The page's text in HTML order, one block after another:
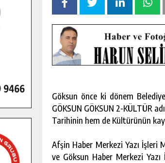
Göksun önce ki dönem
GÖKSUN GÖKSUN 2-KÜLTÜR
Tarihinin hem de Kültürünün
Afşin Haber Merkezi Yazı İşleri
ve Göksun Haber Merkezi